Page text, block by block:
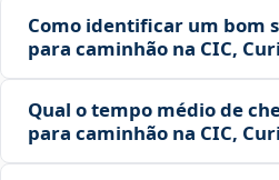
Como identificar um bom
para caminhão na CIC,
Qual o tempo médio de
para caminhão na CIC,